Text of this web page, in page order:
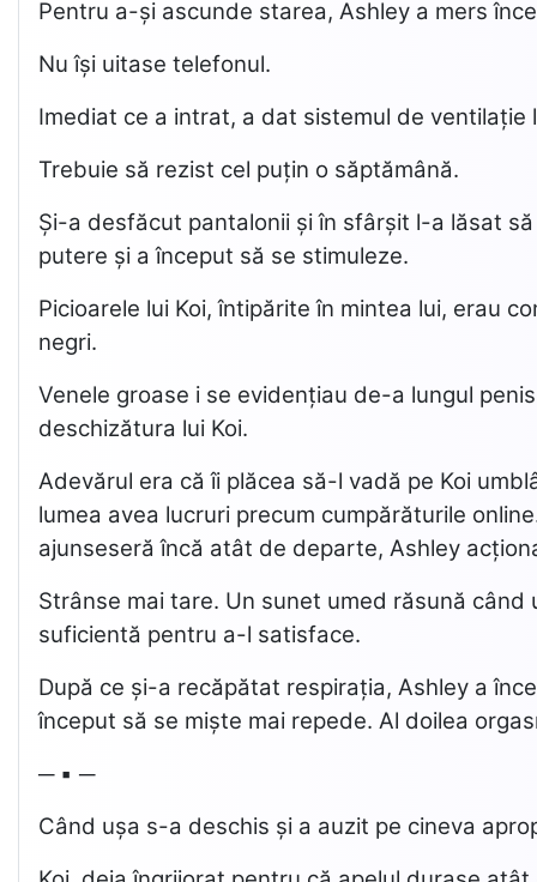
Pentru a-și ascunde starea, Ashley a mers
Nu își uitase telefonul.
Imediat ce a intrat, a dat sistemul de
Trebuie să rezist cel puțin o săptămână.
Și-a desfăcut pantalonii și în sfârșit l-a lăsat
putere și a început să se stimuleze.
Picioarele lui Koi, întipărite în mintea lui, erau
negri.
Venele groase i se evidențiau de-a lungul
deschizătura lui Koi.
Adevărul era că îi plăcea să-l vadă pe Koi
lumea avea lucruri precum cumpărăturile
ajunseseră încă atât de departe, Ashley
Strânse mai tare. Un sunet umed răsună
suficientă pentru a-l satisface.
După ce și-a recăpătat respirația, Ashley a
început să se miște mai repede. Al doilea
─ ▪ ─
Când ușa s-a deschis și a auzit pe cineva